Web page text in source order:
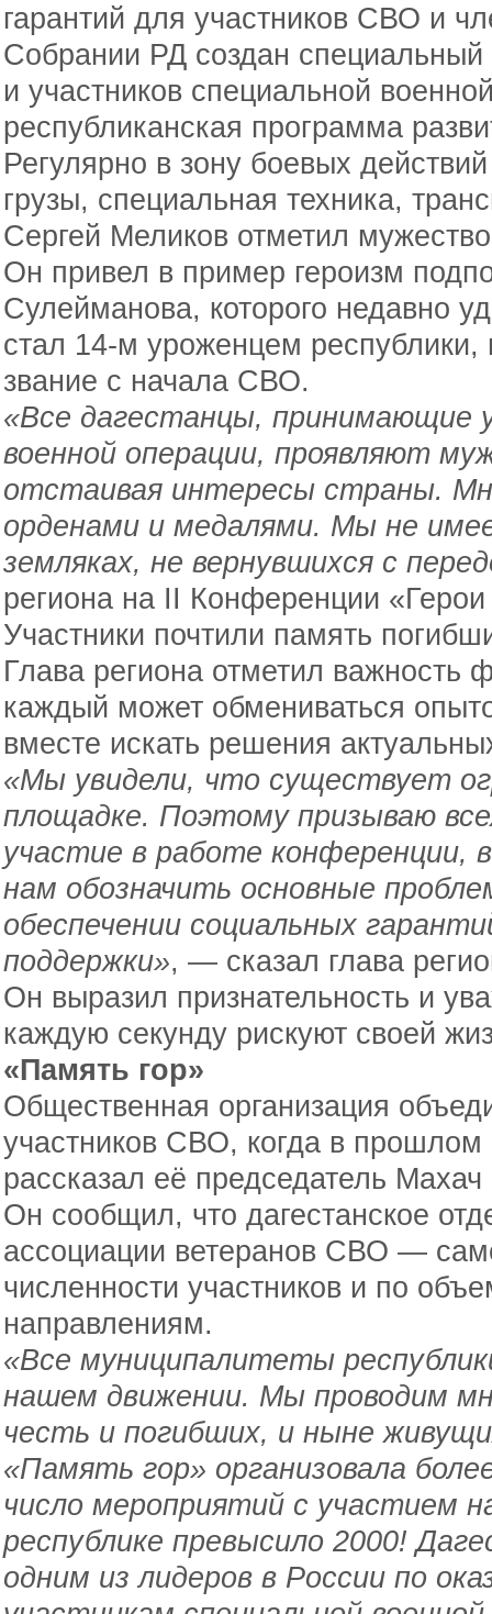
гарантий для участников СВО и
Собрании РД создан
и участников специальной
республиканская программа
Регулярно в зону боевых
грузы, специальная техника,
Сергей Меликов отметил
Он привел в пример героизм
Сулейманова, которого недавно
стал 14-м уроженцем
звание с начала СВО.
«Все дагестанцы, принимающие
военной операции, проявляют
отстаивая интересы страны.
орденами и медалями. Мы не
земляках, не вернувшихся с
региона на II Конференции
Участники почтили память
Глава региона отметил важность
каждый может обмениваться
вместе искать решения
«Мы увидели, что существует
площадке. Поэтому призываю
участие в работе конференции,
нам обозначить основные
обеспечении социальных
поддержки», — сказал глава
Он выразил признательность и
каждую секунду рискуют своей
«Память гор»
Общественная организация
участников СВО, когда в
рассказал её председатель
Он сообщил, что дагестанское
ассоциации ветеранов СВО —
численности участников и по
направлениям.
«Все муниципалитеты
нашем движении. Мы проводим
честь и погибших, и ныне
«Память гор» организовала
число мероприятий с участием
республике превысило 2000!
одним из лидеров в России по